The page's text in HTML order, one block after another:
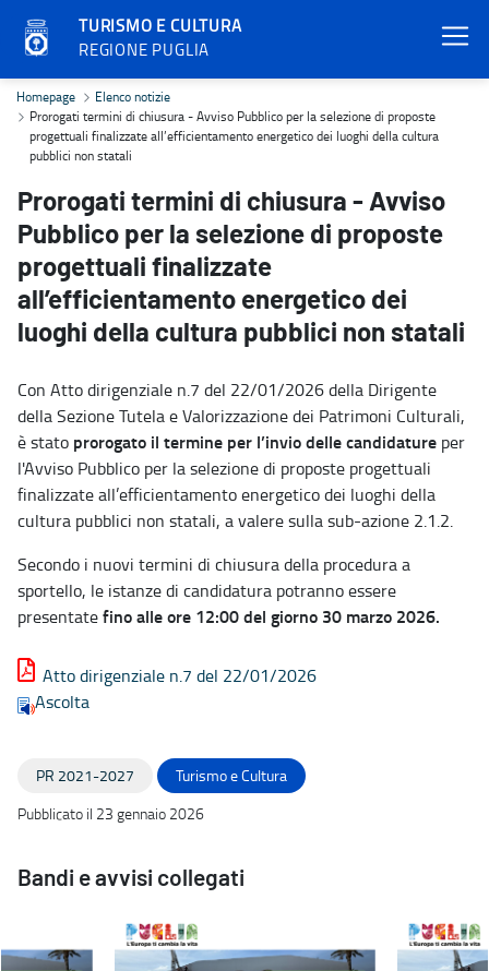
TURISMO E CULTURA
REGIONE PUGLIA
Prorogati termini di chiusura - Avviso Pubblico per la selezione
Homepage
Elenco notizie
Prorogati termini di chiusura - Avviso Pubblico per la selezione di proposte
progettuali finalizzate all’efficientamento energetico dei luoghi della cultura
pubblici non statali
Prorogati termini di chiusura - Avviso
Pubblico per la selezione di proposte
progettuali finalizzate
all’efficientamento energetico dei
luoghi della cultura pubblici non statali
Con Atto dirigenziale n.7 del 22/01/2026 della Dirigente
della Sezione Tutela e Valorizzazione dei Patrimoni Culturali,
è stato prorogato il termine per l’invio delle candidature per
l'Avviso Pubblico per la selezione di proposte progettuali
finalizzate all’efficientamento energetico dei luoghi della
cultura pubblici non statali, a valere sulla sub-azione 2.1.2.
Secondo i nuovi termini di chiusura della procedura a
sportello, le istanze di candidatura potranno essere
presentatefino alle ore 12:00 del giorno 30 marzo 2026.
Atto dirigenziale n.7 del 22/01/2026
Ascolta
PR 2021-2027
Turismo e Cultura
Pubblicato il 23 gennaio 2026
Bandi e avvisi collegati